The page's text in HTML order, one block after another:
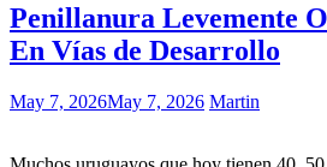
Penillanura Levemente
En Vías de Desarrollo
May 7, 2026May 7, 2026 Martin